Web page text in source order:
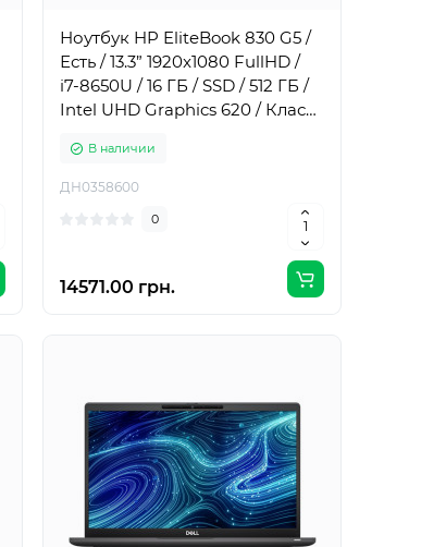
Ноутбук HP EliteBook 830 G5 /
Есть / 13.3” 1920x1080 FullHD /
i7-8650U / 16 ГБ / SSD / 512 ГБ /
Intel UHD Graphics 620 / Класс
В наличии
ДН0358600
0
14571.00 грн.